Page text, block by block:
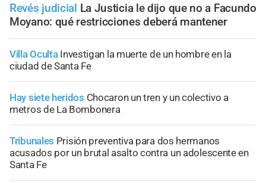
Revés judicial La Justicia le dijo que no a Facundo
Moyano: qué restricciones deberá mantener
Villa Oculta Investigan la muerte de un hombre en la
ciudad de Santa Fe
Hay siete heridos Chocaron un tren y un colectivo a
metros de La Bombonera
Tribunales Prisión preventiva para dos hermanos
acusados por un brutal asalto contra un adolescente en
Santa Fe